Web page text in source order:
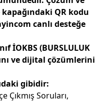
QR kodu
canlı desteğe
İOKBS (BURSLULUK
ve dijital çözümlerini
gibidir:
Çıkmış Soruları,